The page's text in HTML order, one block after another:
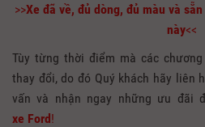
>>Xe đã về, đủ dòng, đủ màu và
này<<
Tùy từng thời điểm mà các
thay đổi, do đó Quý khách hãy liên
vấn và nhận ngay những ưu đãi
xe Ford!